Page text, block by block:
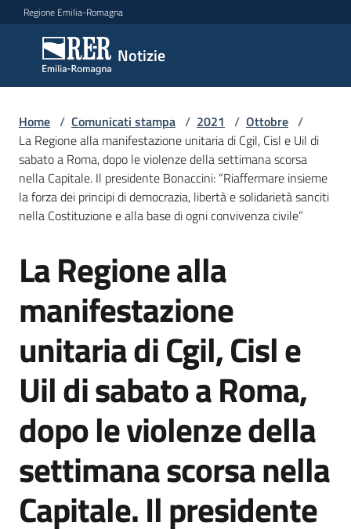
Vai al contenuto
Vai alla navigazione
Vai al footer
Regione Emilia-Romagna
Notizie
Notizie
Comunicati
stampa
Menu selezionato
Cerca
un
comunicato
Risorse
Agenzia
di
informazione
comunicazione
Seguici
su
Home / Comunicati stampa / 2021 / Ottobre /
La Regione alla manifestazione unitaria di Cgil, Cisl e Uil di
sabato a Roma, dopo le violenze della settimana scorsa
nella Capitale. Il presidente Bonaccini: “Riaffermare insieme
la forza dei principi di democrazia, libertà e solidarietà sanciti
nella Costituzione e alla base di ogni convivenza civile”
Salta al contenuto
La Regione alla
manifestazione
unitaria di Cgil, Cisl e
Uil di sabato a Roma,
dopo le violenze della
settimana scorsa nella
Capitale. Il presidente